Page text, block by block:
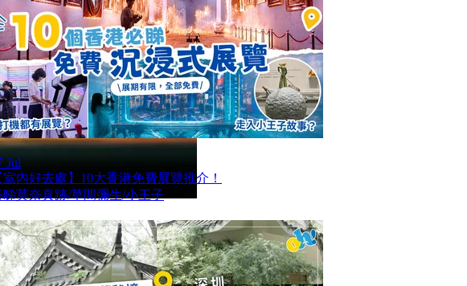
Jul
室內好去處】10大香港免費展覽推介！
睇莫奈真跡/草間彌生/小王子